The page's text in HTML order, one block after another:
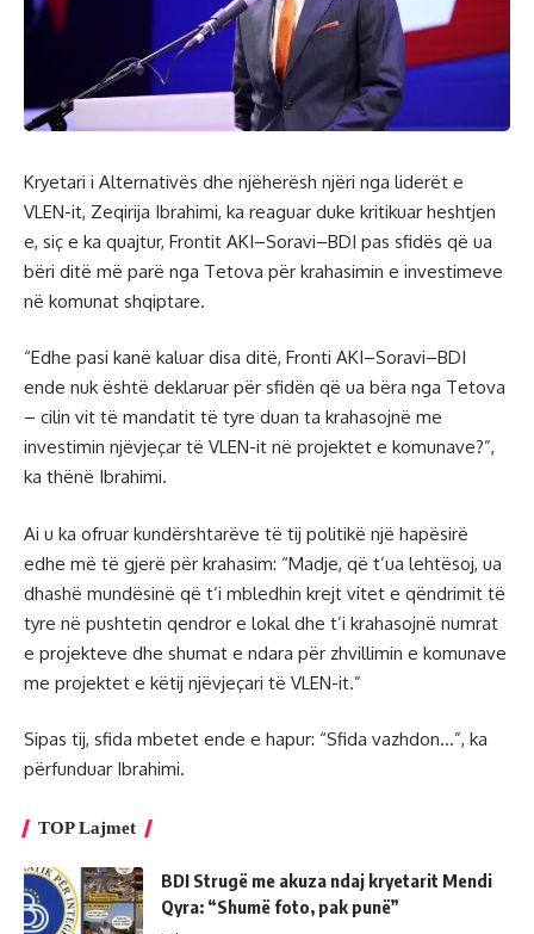
Kryetari i Alternativës dhe njëherësh njëri nga liderët e
VLEN-it, Zeqirija Ibrahimi, ka reaguar duke kritikuar heshtjen
e, siç e ka quajtur, Frontit AKI–Soravi–BDI pas sfidës që ua
bëri ditë më parë nga Tetova për krahasimin e investimeve
në komunat shqiptare.
“Edhe pasi kanë kaluar disa ditë, Fronti AKI–Soravi–BDI
ende nuk është deklaruar për sfidën që ua bëra nga Tetova
– cilin vit të mandatit të tyre duan ta krahasojnë me
investimin njëvjeçar të VLEN-it në projektet e komunave?”,
ka thënë Ibrahimi.
Ai u ka ofruar kundërshtarëve të tij politikë një hapësirë
edhe më të gjerë për krahasim: “Madje, që t’ua lehtësoj, ua
dhashë mundësinë që t’i mbledhin krejt vitet e qëndrimit të
tyre në pushtetin qendror e lokal dhe t’i krahasojnë numrat
e projekteve dhe shumat e ndara për zhvillimin e komunave
me projektet e këtij njëvjeçari të VLEN-it.”
Sipas tij, sfida mbetet ende e hapur: “Sfida vazhdon…”, ka
përfunduar Ibrahimi.
TOP Lajmet
BDI Strugë me akuza ndaj kryetarit Mendi
Qyra: “Shumë foto, pak punë”